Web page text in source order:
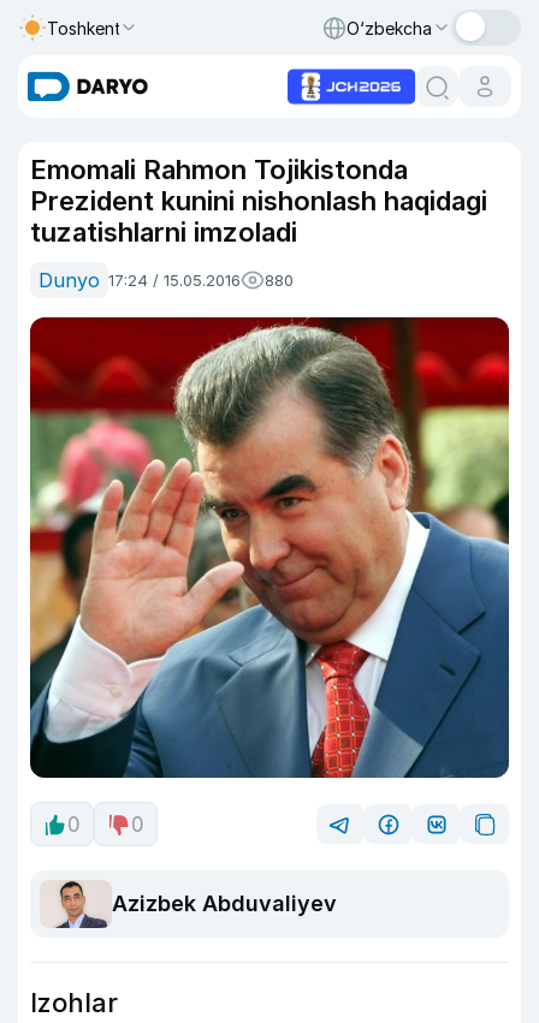
Toshkent O‘zbekcha
Emomali Rahmon Tojikistonda
Prezident kunini nishonlash haqidagi
tuzatishlarni imzoladi
Dunyo 17:24 / 15.05.2016 880
0 0
Azizbek Abduvaliyev
Izohlar